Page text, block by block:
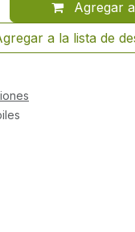
Agregar
a la lista de